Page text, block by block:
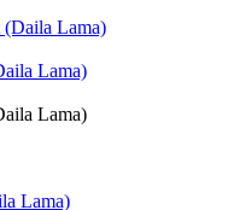
Lama)
Lama)